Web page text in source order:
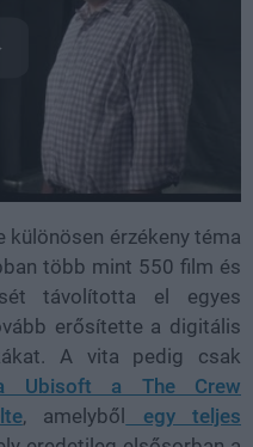
érzékeny téma
több mint 550 film és
távolította el egyes
erősítette a digitális
A vita pedig csak
Ubisoft a The Crew
, amelyből egy teljes